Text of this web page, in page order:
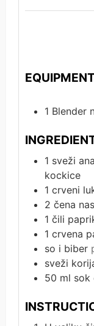
1 Blender
1 sveži
kockice
1 crveni
2 čena
1 čili
1 crvena
so i biber
sveži
50 ml sok